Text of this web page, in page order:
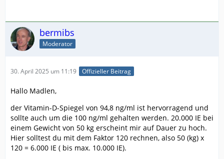
bermibs
Moderator
30. April 2025 um 11:19 Offizieller Beitrag
Hallo Madlen,
der Vitamin-D-Spiegel von 94,8 ng/ml ist hervorragend und
sollte auch um die 100 ng/ml gehalten werden. 20.000 IE bei
einem Gewicht von 50 kg erscheint mir auf Dauer zu hoch.
Hier solltest du mit dem Faktor 120 rechnen, also 50 (kg) x
120 = 6.000 IE ( bis max. 10.000 IE).